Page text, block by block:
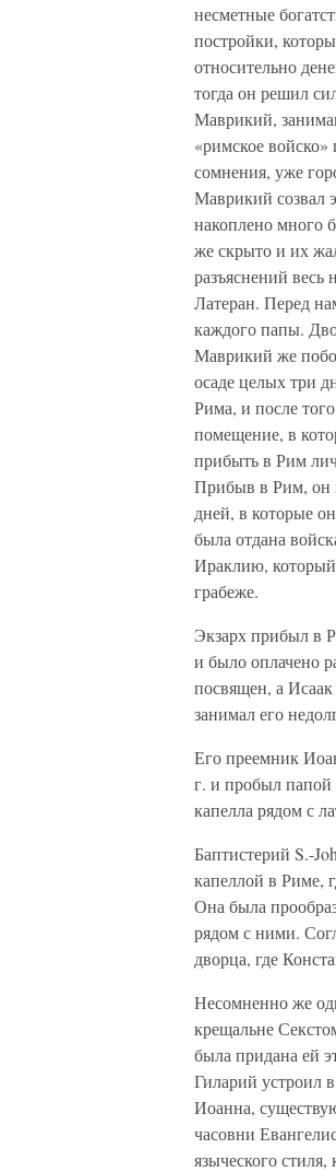
несметные
постройки,
относительно
тогда он решил
Маврикий,
«римское
сомнения, уже
Маврикий созвал
накоплено много
же скрыто и их
разъяснений весь
Латеран. Перед
каждого папы.
Маврикий же
осаде целых три
Рима, и после
помещение, в
прибыть в Рим
Прибыв в Рим, он
дней, в которые
была отдана
Ираклию,
грабеже.
Экзарх прибыл в
и было оплачено
посвящен, а
занимал его
Его преемник
г. и пробыл папой
капелла рядом с
Баптистерий S.-
капеллой в Риме,
Она была
рядом с ними.
дворца, где
Несомненно же
крещальне
была придана ей
Гиларий устроил
Иоанна,
часовни
языческого